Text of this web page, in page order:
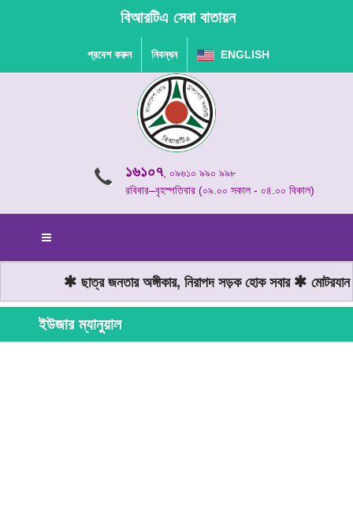
বিআরটিএ সেবা বাতায়ন
প্রবেশ করুন নিবন্ধন ENGLISH
১৬১০৭, ০৯৬১০ ৯৯০ ৯৯৮
রবিবার–বৃহস্পতিবার (০৯.০০ সকাল - ০৪.০০ বিকাল)
ছাত্র জনতার অঙ্গীকার, নিরাপদ সড়ক হোক সবার মোটরযান
ইউজার ম্যানুয়াল